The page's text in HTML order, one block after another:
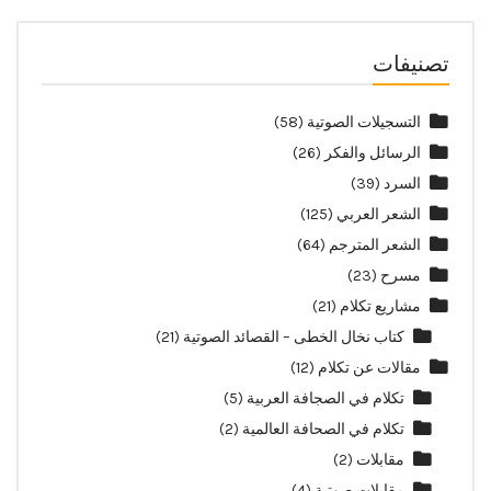
تصنيفات
التسجيلات الصوتية (58)
الرسائل والفكر (26)
السرد (39)
الشعر العربي (125)
الشعر المترجم (64)
مسرح (23)
مشاريع تكلام (21)
كتاب نخال الخطى – القصائد الصوتية (21)
مقالات عن تكلام (12)
تكلام في الصجافة العربية (5)
تكلام في الصحافة العالمية (2)
مقابلات (2)